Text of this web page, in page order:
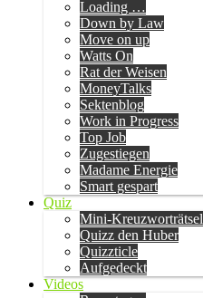
Loading …
Down by Law
Move on up
Watts On
Rat der Weisen
MoneyTalks
Sektenblog
Work in Progress
Top Job
Zugestiegen
Madame Energie
Smart gespart
Quiz
Mini-Kreuzworträtsel
Quizz den Huber
Quizzticle
Aufgedeckt
Videos